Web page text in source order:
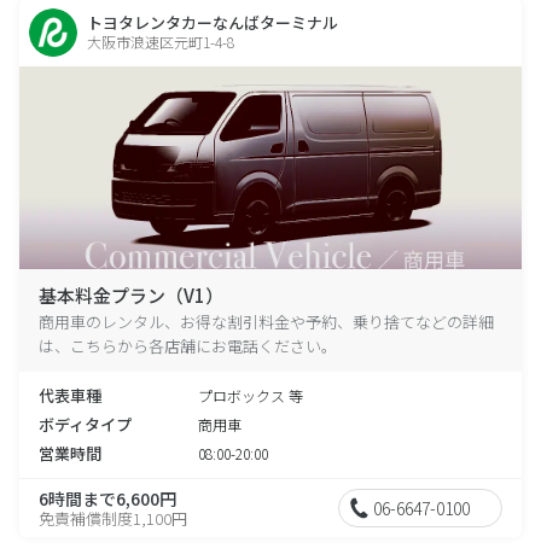
トヨタレンタカーなんばターミナル
大阪市浪速区元町1-4-8
基本料金プラン（V1）
商用車のレンタル、お得な割引料金や予約、乗り捨てなどの詳細
は、こちらから各店舗にお電話ください。
代表車種 プロボックス 等
ボディタイプ 商用車
営業時間 08:00-20:00
6時間まで6,600円
免責補償制度1,100円 06-6647-0100